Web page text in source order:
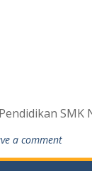
a comment